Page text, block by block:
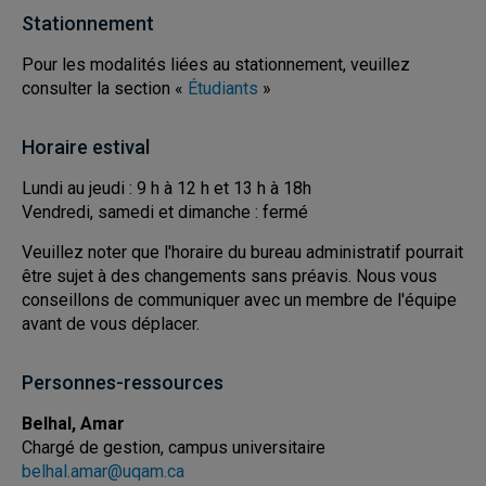
Stationnement
Pour les modalités liées au stationnement, veuillez
consulter la section « Étudiants »
Horaire estival
Lundi au jeudi : 9 h à 12 h et 13 h à 18h
Vendredi, samedi et dimanche : fermé
Veuillez noter que l'horaire du bureau administratif pourrait
être sujet à des changements sans préavis. Nous vous
conseillons de communiquer avec un membre de l'équipe
avant de vous déplacer.
Personnes-ressources
Belhal, Amar
Chargé de gestion, campus universitaire
belhal.amar@uqam.ca